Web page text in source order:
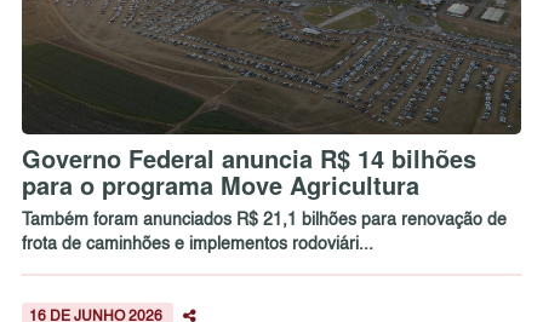
Governo Federal anuncia R$ 14 bilhões
para o programa Move Agricultura
Também foram anunciados R$ 21,1 bilhões para renovação de
frota de caminhões e implementos rodoviári...
16 DE JUNHO 2026